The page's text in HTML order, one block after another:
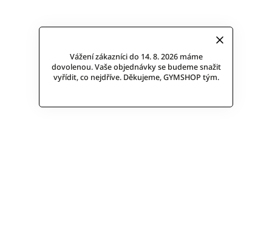
Vážení zákazníci do 14. 8. 2026 máme
dovolenou. Vaše objednávky se budeme snažit
vyřídit, co nejdříve. Děkujeme, GYMSHOP tým.